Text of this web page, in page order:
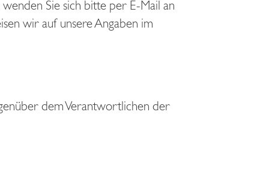
Sie sich bitte per E-Mail an
wir auf unsere Angaben im
dem Verantwortlichen der